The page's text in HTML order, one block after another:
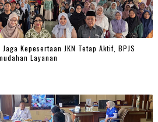
Kepesertaan JKN Tetap Aktif, BPJS
Layanan